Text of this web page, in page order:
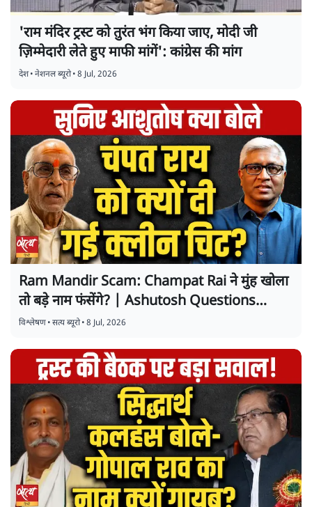
'राम मंदिर ट्रस्ट को तुरंत भंग किया जाए, मोदी जी
ज़िम्मेदारी लेते हुए माफी मांगें': कांग्रेस की मांग
देश•नेशनल ब्यूरो•8 Jul, 2026
Ram Mandir Scam: Champat Rai ने मुंह खोला
तो बड़े नाम फंसेंगे? | Ashutosh Questions
Clean Chit
विश्लेषण•सत्य ब्यूरो•8 Jul, 2026